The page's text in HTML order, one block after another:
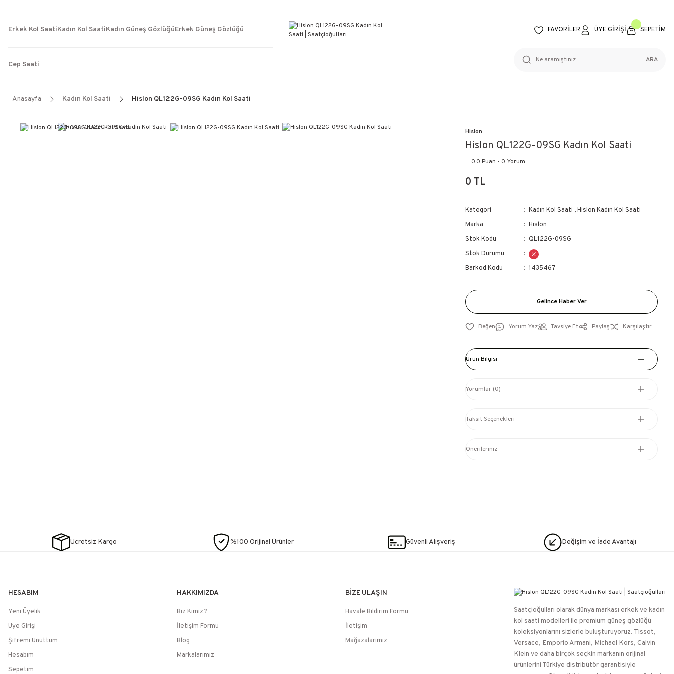
WEB SİTESİNE ÖZEL FİYATLAR
KAÇIRILMAYACAK FIRSATLAR
Erkek Kol SaatiKadın Kol SaatiKadın Güneş GözlüğüErkek Güneş Gözlüğü
Cep Saati
FAVORİLER ÜYE GİRİŞİ SEPETİM
ARA
Anasayfa Kadın Kol Saati Hislon QL122G-09SG Kadın Kol Saati
Hislon
Hislon QL122G-09SG Kadın Kol Saati
0.0 Puan - 0 Yorum
0 TL
Kategori Kadın Kol Saati ,Hislon Kadın Kol Saati
Marka
Hislon
Stok Kodu
QL122G-09SG
Stok Durumu
Barkod Kodu
1435467
Gelince Haber Ver
Yorum Yaz Tavsiye Et Paylaş Karşılaştır
Ürün Bilgisi
Yorumlar (0)
Taksit Seçenekleri
Önerileriniz
Ücretsiz Kargo %100 Orijinal Ürünler Güvenli Alışveriş Değişim ve İade Avantajı
HESABIM
Yeni Üyelik
Üye Girişi
Şifremi Unuttum
Hesabım
Sepetim
HAKKIMIZDA
Biz Kimiz?
İletişim Formu
Blog
Markalarımız
BİZE ULAŞIN
Havale Bildirim Formu
İletişim
Mağazalarımız
Saatçioğulları⁠ olarak dünya markası erkek ve kadın
kol saati modelleri ile premium güneş gözlüğü
koleksiyonlarını sizlerle buluşturuyoruz. Tissot,
Versace, Emporio Armani, Michael Kors, Calvin
Klein ve daha birçok seçkin markanın orijinal
ürünlerini Türkiye distribütör garantisiyle